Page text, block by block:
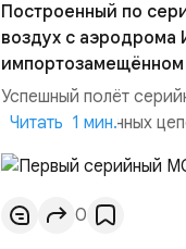
Построенный по
воздух с аэродрома
импортозамещённом
Успешный полёт
производственных
первой партии из 18
новых заказов,
сертификации
Читать 1 мин.
0